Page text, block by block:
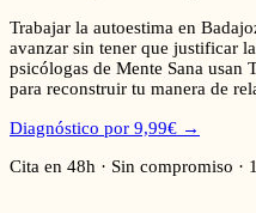
Trabajar la autoestima en
avanzar sin tener que justificar
psicólogas de Mente Sana usan
para reconstruir tu manera de
Diagnóstico por 9,99€ →
Cita en 48h · Sin compromiso ·